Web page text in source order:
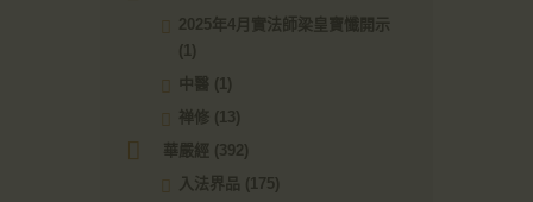
2025年4月實法師梁皇寶懺開示
(1)
中醫 (1)
禅修 (13)
華嚴經 (392)
入法界品 (175)